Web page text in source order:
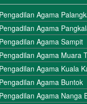
Pengadilan Agama
Pengadilan Agama
Pengadilan Agama Sampit
Pengadilan Agama Muara
Pengadilan Agama Kuala
Pengadilan Agama Buntok
Pengadilan Agama Nanga